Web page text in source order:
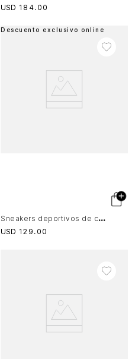
USD 184. 00
Descuento exclusivo online
S
neakers deportivos de cuero y malla para hombre Iron 2
USD 129 . 00